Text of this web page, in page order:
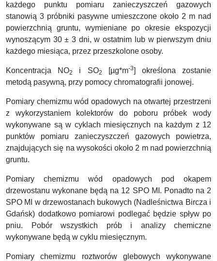
każdego punktu pomiaru zanieczyszczeń gazowych
stanowią 3 próbniki pasywne umieszczone około 2 m nad
powierzchnią gruntu, wymieniane po okresie ekspozycji
wynoszącym 30 ± 3 dni, w ostatnim lub w pierwszym dniu
każdego miesiąca, przez przeszkolone osoby.
Koncentracja NO2 i SO2 [µg*m-3] określona zostanie
metodą pasywną, przy pomocy chromatografii jonowej.
Pomiary chemizmu wód opadowych na otwartej przestrzeni
z wykorzystaniem kolektorów do poboru próbek wody
wykonywane są w cyklach miesięcznych na każdym z 12
punktów pomiaru zanieczyszczeń gazowych powietrza,
znajdujących się na wysokości około 2 m nad powierzchnią
gruntu.
Pomiary chemizmu wód opadowych pod okapem
drzewostanu wykonane będą na 12 SPO MI. Ponadto na 2
SPO MI w drzewostanach bukowych (Nadleśnictwa Bircza i
Gdańsk) dodatkowo pomiarowi podlegać będzie spływ po
pniu. Pobór wszystkich prób i analizy chemiczne
wykonywane będą w cyklu miesięcznym.
Pomiary chemizmu roztworów glebowych wykonywane